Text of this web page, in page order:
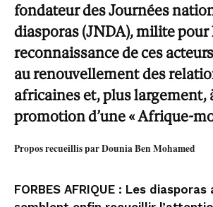
fondateur des Journées
diasporas (JNDA), milite pour
reconnaissance de ces
au renouvellement des
africaines et, plus largement,
promotion d’une « Afrique-
Propos recueillis par Dounia Ben Mohamed
FORBES AFRIQUE : Les